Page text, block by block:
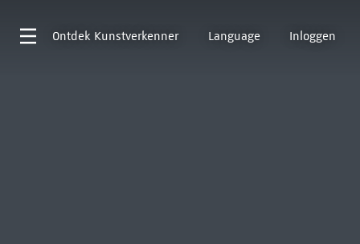
Ontdek Kunstverkenner Language Inloggen